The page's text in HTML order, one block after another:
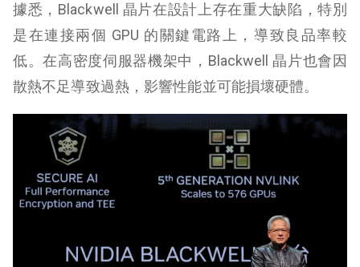
據悉，Blackwell 晶片在設計上存在重大缺陷，特別
是在連接兩個 GPU 的關鍵電路上，導致良品率較
低。在高密度伺服器機架中，Blackwell 晶片也會因
散熱不足導致過熱，影響性能並可能損壞硬體。